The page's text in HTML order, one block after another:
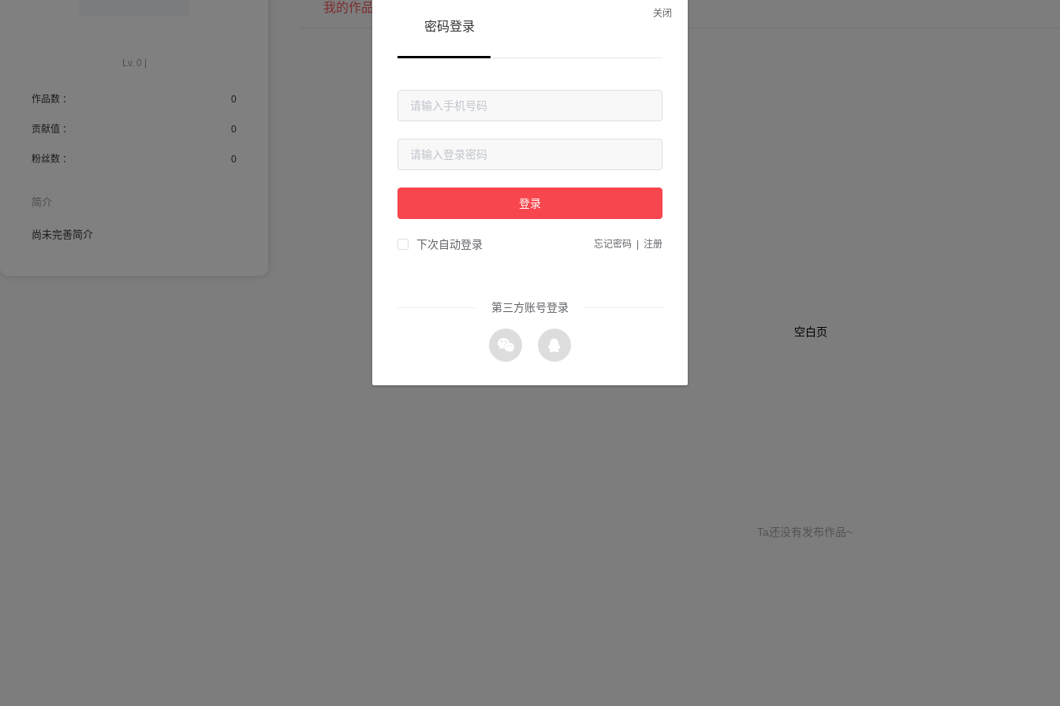
Lv. 0 |
作品数 ： 0
贡献值 ： 0
粉丝数 ： 0
简介
尚未完善简介
我的作品
Ta还没有发布作品~
关闭
密码登录
登录
下次自动登录 忘记密码 注册
第三方账号登录